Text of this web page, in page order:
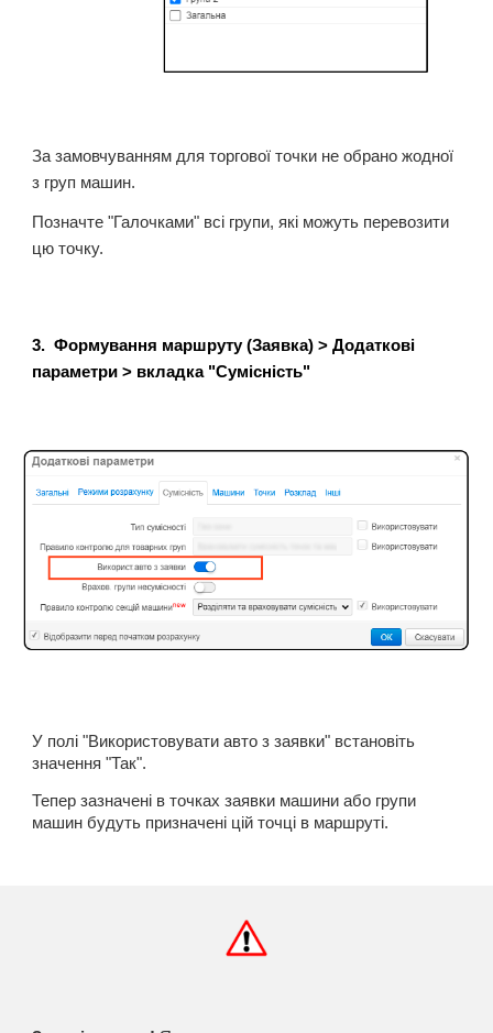
За замовчуванням для торгової точки не обрано жодної
з груп машин.
Позначте "Галочками" всі групи, які можуть перевозити
цю точку.
3. Формування маршруту (Заявка) > Додаткові
параметри > вкладка "Сумісність"
У полі "Використовувати авто з заявки" встановіть
значення "Так".
Тепер зазначені в точках заявки машини або групи
машин будуть призначені цій точці в маршруті.